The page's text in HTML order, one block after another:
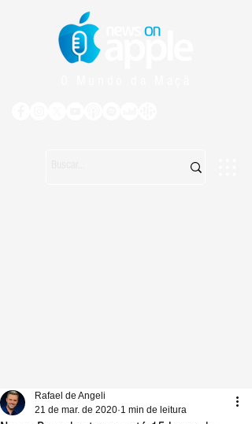
Rafael de Angeli
21 de mar. de 2020 1 min de leitura